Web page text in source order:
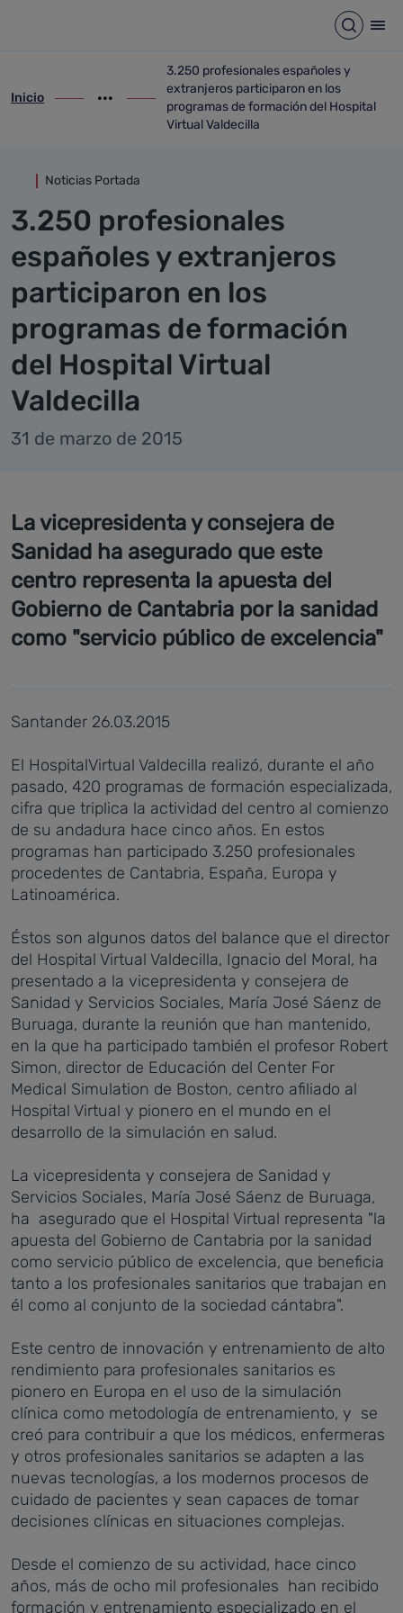
Abrir
ir-a inicio
Inicio
Mostrar opciones del camino de migas
ir-a 3.250 profesionales españoles y
3.250 profesionales españoles y
extranjeros participaron en los
programas de formación del Hospital
Virtual Valdecilla
Noticias Portada
3.250 profesionales
españoles y extranjeros
participaron en los
programas de formación
del Hospital Virtual
Valdecilla
31 de marzo de 2015
La vicepresidenta y consejera de
Sanidad ha asegurado que este
centro representa la apuesta del
Gobierno de Cantabria por la sanidad
como "servicio público de excelencia"
Santander 26.03.2015
El HospitalVirtual Valdecilla realizó, durante el año
pasado, 420 programas de formación especializada,
cifra que triplica la actividad del centro al comienzo
de su andadura hace cinco años. En estos
programas han participado 3.250 profesionales
procedentes de Cantabria, España, Europa y
Latinoamérica.
Éstos son algunos datos del balance que el director
del Hospital Virtual Valdecilla, Ignacio del Moral, ha
presentado a la vicepresidenta y consejera de
Sanidad y Servicios Sociales, María José Sáenz de
Buruaga, durante la reunión que han mantenido,
en la que ha participado también el profesor Robert
Simon, director de Educación del Center For
Medical Simulation de Boston, centro afiliado al
Hospital Virtual y pionero en el mundo en el
desarrollo de la simulación en salud.
La vicepresidenta y consejera de Sanidad y
Servicios Sociales, María José Sáenz de Buruaga,
ha asegurado que el Hospital Virtual representa "la
apuesta del Gobierno de Cantabria por la sanidad
como servicio público de excelencia, que beneficia
tanto a los profesionales sanitarios que trabajan en
él como al conjunto de la sociedad cántabra".
Este centro de innovación y entrenamiento de alto
rendimiento para profesionales sanitarios es
pionero en Europa en el uso de la simulación
clínica como metodología de entrenamiento, y se
creó para contribuir a que los médicos, enfermeras
y otros profesionales sanitarios se adapten a las
nuevas tecnologías, a los modernos procesos de
cuidado de pacientes y sean capaces de tomar
decisiones clínicas en situaciones complejas.
Desde el comienzo de su actividad, hace cinco
años, más de ocho mil profesionales han recibido
formación y entrenamiento especializado en el